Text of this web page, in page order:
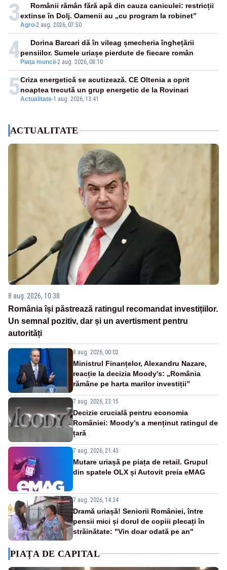
3Agro-2 aug. 2026, 07:50
Românii rămân fără apă din cauza caniculei: restricții
extinse în Dolj. Oamenii au „cu program la robinet”
4 Piața muncii-2 aug. 2026, 08:10
Dorina Barcari dă în vileag șmecheria înghețării
pensiilor. Sumele uriașe pierdute de fiecare român
5Actualitate-1 aug. 2026, 13:41
Criza energetică se acutizează. CE Oltenia a oprit
noaptea trecută un grup energetic de la Rovinari
ACTUALITATE
8 aug. 2026, 10:38
România își păstrează ratingul recomandat investițiilor.
Un semnal pozitiv, dar și un avertisment pentru
autorități
8 aug. 2026, 00:02
Ministrul Finanțelor, Alexandru Nazare,
reacție la decizia Moody's: „România
rămâne pe harta marilor investiții”
7 aug. 2026, 23:15
Decizie crucială pentru economia
României: Moody’s a menținut ratingul de
țară
7 aug. 2026, 21:43
Mutare uriașă pe piața de retail. Grupul
din spatele OLX și Autovit preia eMAG
7 aug. 2026, 14:34
Dramă uriașă! Seniorii României, între
pensii mici și dorul de copiii plecați în
străinătate: "Vin doar odată pe an"
PIAȚA DE CAPITAL